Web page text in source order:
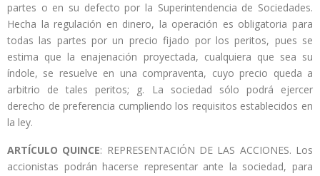
partes o en su defecto por la Superintendencia de Sociedades.
Hecha la regulación en dinero, la operación es obligatoria para
todas las partes por un precio fijado por los peritos, pues se
estima que la enajenación proyectada, cualquiera que sea su
índole, se resuelve en una compraventa, cuyo precio queda a
arbitrio de tales peritos; g. La sociedad sólo podrá ejercer
derecho de preferencia cumpliendo los requisitos establecidos en
la ley.
ARTÍCULO QUINCE: REPRESENTACIÓN DE LAS ACCIONES. Los
accionistas podrán hacerse representar ante la sociedad, para